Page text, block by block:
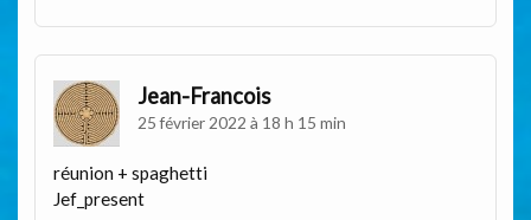
Jean-Francois
25 février 2022 à 18 h 15 min
réunion + spaghetti
Jef_present